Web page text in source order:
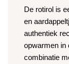
De rotirol is
en
authentiek
opwarmen in
combinatie